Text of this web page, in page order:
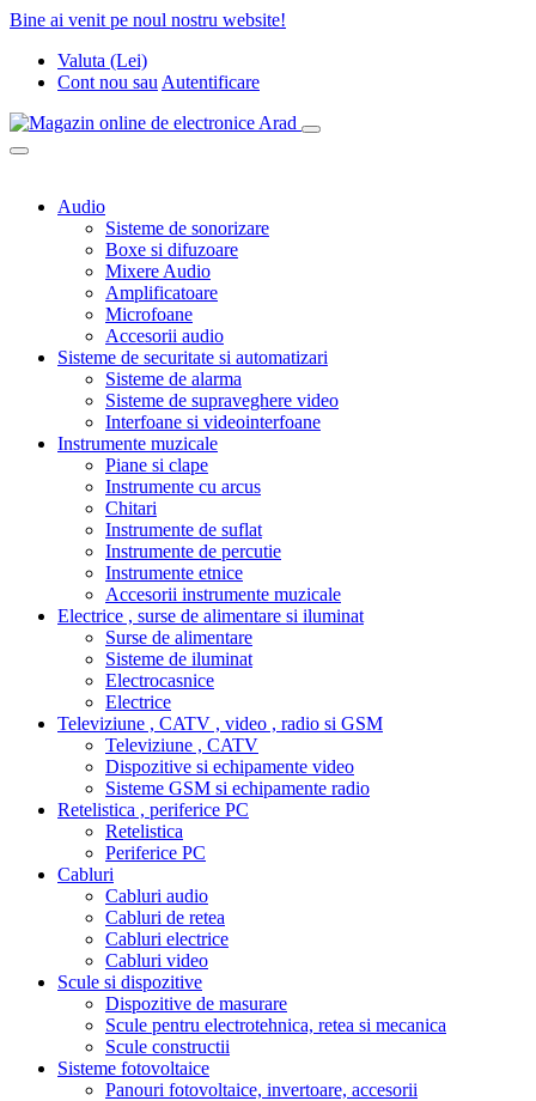
Bine ai venit pe noul nostru website!
Valuta (Lei)
Cont nou sau Autentificare
Audio
Sisteme de sonorizare
Boxe si difuzoare
Mixere Audio
Amplificatoare
Microfoane
Accesorii audio
Sisteme de securitate si automatizari
Sisteme de alarma
Sisteme de supraveghere video
Interfoane si videointerfoane
Instrumente muzicale
Piane si clape
Instrumente cu arcus
Chitari
Instrumente de suflat
Instrumente de percutie
Instrumente etnice
Accesorii instrumente muzicale
Electrice , surse de alimentare si iluminat
Surse de alimentare
Sisteme de iluminat
Electrocasnice
Electrice
Televiziune , CATV , video , radio si GSM
Televiziune , CATV
Dispozitive si echipamente video
Sisteme GSM si echipamente radio
Retelistica , periferice PC
Retelistica
Periferice PC
Cabluri
Cabluri audio
Cabluri de retea
Cabluri electrice
Cabluri video
Scule si dispozitive
Dispozitive de masurare
Scule pentru electrotehnica, retea si mecanica
Scule constructii
Sisteme fotovoltaice
Panouri fotovoltaice, invertoare, accesorii